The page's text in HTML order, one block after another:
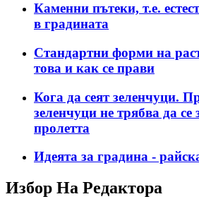
Каменни пътеки, т.е.
в градината
Стандартни форми на
това и как се прави
Кога да сеят зеленчуци.
зеленчуци не трябва да се
пролетта
Идеята за градина -
Избор На Редактора